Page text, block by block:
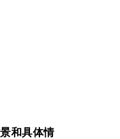
和具体情